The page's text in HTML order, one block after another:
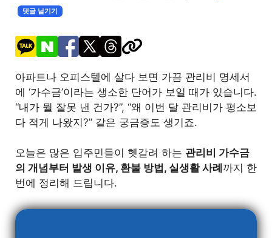
댓글 남기기
아파트나 오피스텔에 살다 보면 가끔 관리비 명세서
에 ‘가수금’이라는 생소한 단어가 보일 때가 있습니다.
“내가 뭘 잘못 낸 건가?”, “왜 이번 달 관리비가 평소보
다 적게 나왔지?” 같은 궁금증도 생기죠.
오늘은 많은 입주민들이 헷갈려 하는 관리비 가수금
의 개념부터 발생 이유, 환불 방법, 실생활 사례 까지 한
번에 정리해 드립니다.